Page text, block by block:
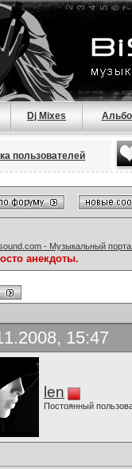
Dj Mixes
пользователей
- Музыкальный
анекдоты.
15:47
len
Постоянный